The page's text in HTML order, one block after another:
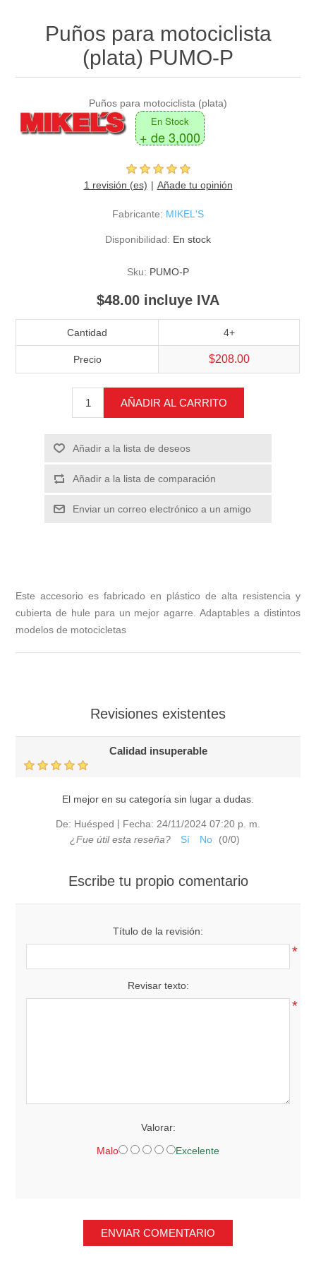
Puños para motociclista
(plata) PUMO-P
Puños para motociclista (plata)
En Stock
+ de 3,000
1 revisión (es) Añade tu opinión
Fabricante: MIKEL'S
Disponibilidad: En stock
Sku: PUMO-P
$48.00 incluye IVA
Cantidad 4+
Precio $208.00
AÑADIR AL CARRITO
Añadir a la lista de deseos
Añadir a la lista de comparación
Enviar un correo electrónico a un amigo
Este accesorio es fabricado en plástico de alta resistencia y
cubierta de hule para un mejor agarre. Adaptables a distintos
modelos de motocicletas
Revisiones existentes
Calidad insuperable
El mejor en su categoría sin lugar a dudas.
De: Huésped | Fecha: 24/11/2024 07:20 p. m.
¿Fue útil esta reseña?
Sí No (0/0)
Escribe tu propio comentario
Título de la revisión:
*
Revisar texto:
*
Valorar:
Malo Excelente
ENVIAR COMENTARIO